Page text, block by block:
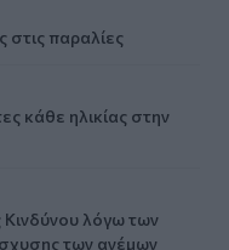
παραλίες
κάθε ηλικίας στην
Κινδύνου λόγω των
των ανέμων